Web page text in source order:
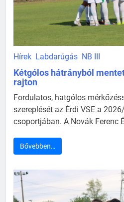
Hírek Labdarúgás NB III
Kétgólos hátrányból
rajton
Fordulatos, hatgólos
szereplését az Érdi VSE a
csoportjában. A Novák Ferenc
Bővebben…